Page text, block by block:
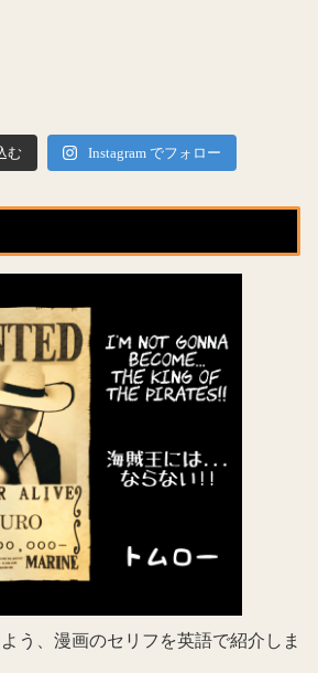
む Instagram でフォロー
う、漫画のセリフを英語で紹介しま